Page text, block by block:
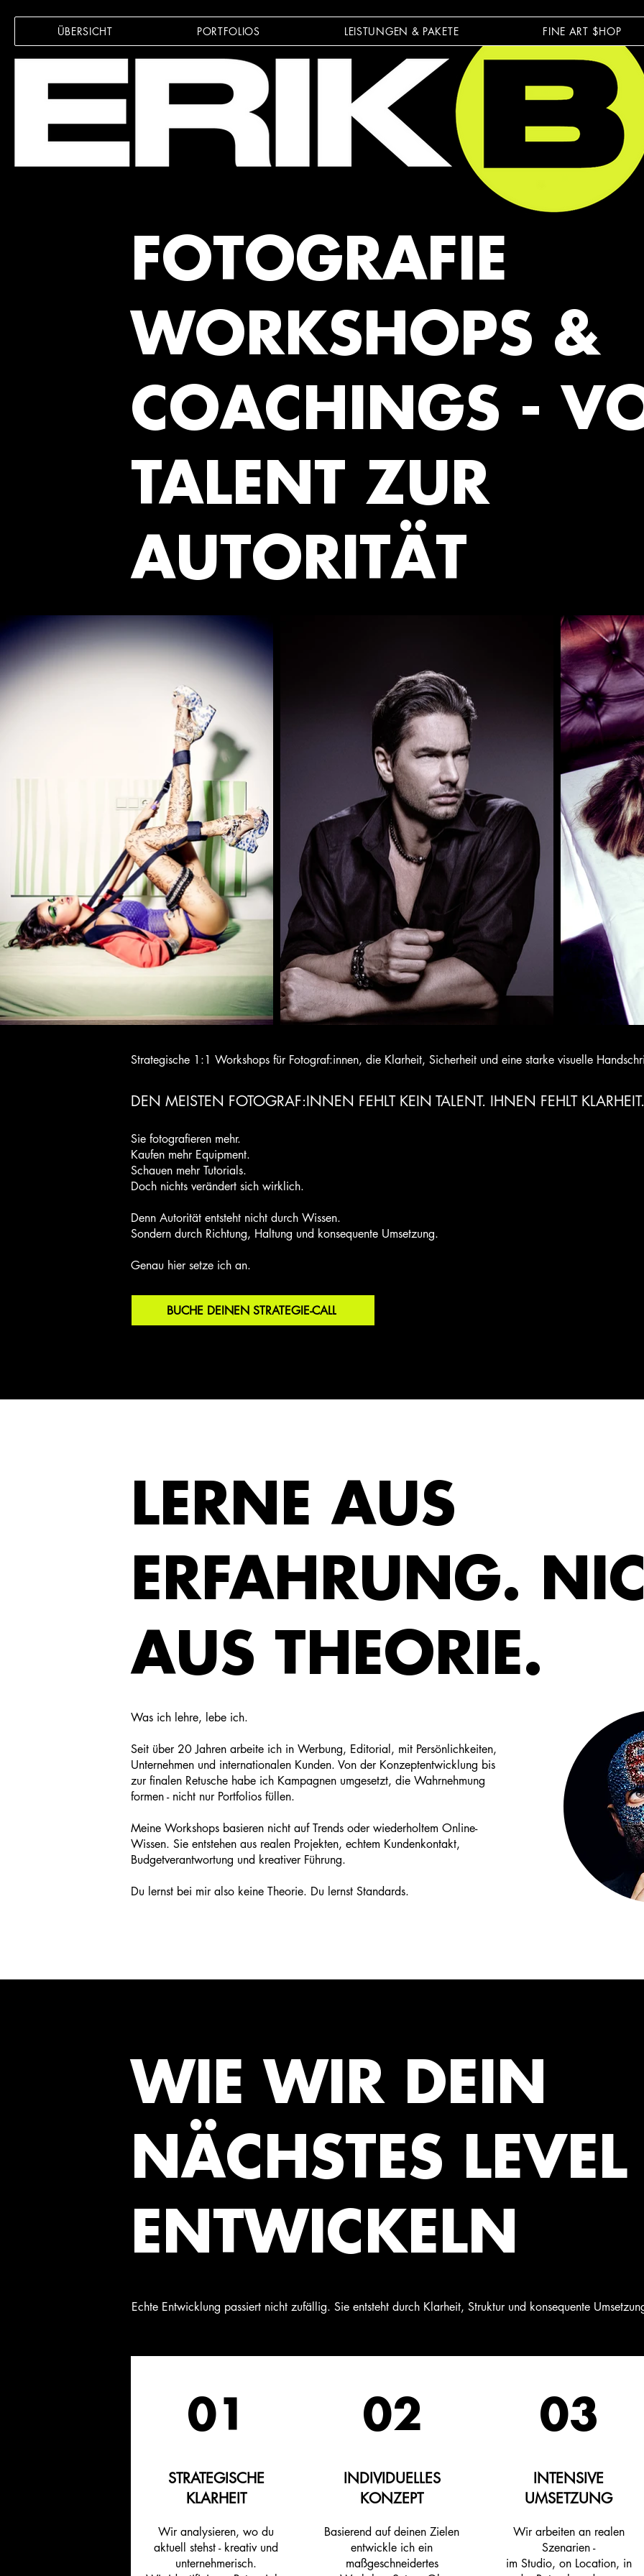
ÜBERSICHT PORTFOLIOS LEISTUNGEN & PAKETE FINE ART $HOP
FOTOGRAFIE
WORKSHOPS &
COACHINGS -
TALENT ZUR
AUTORITÄT
Strategische 1:1 Workshops für Fotograf:innen, die Klarheit, Sicherheit und eine starke visuelle
DEN MEISTEN FOTOGRAF:INNEN FEHLT KEIN TALENT. IHNEN FEHLT KLARHEIT.
Sie fotografieren mehr.
Kaufen mehr Equipment.
Schauen mehr Tutorials.
Doch nichts verändert sich wirklich.
Denn Autorität entsteht nicht durch Wissen.
Sondern durch Richtung, Haltung und konsequente Umsetzung.
Genau hier setze ich an.
BUCHE DEINEN STRATEGIE-CALL
LERNE AUS
ERFAHRUNG.
AUS THEORIE.
Was ich lehre, lebe ich.
Seit über 20 Jahren arbeite ich in Werbung, Editorial, mit Persönlichkeiten,
Unternehmen und internationalen Kunden. Von der Konzeptentwicklung bis
zur finalen Retusche habe ich Kampagnen umgesetzt, die Wahrnehmung
formen - nicht nur Portfolios füllen.
Meine Workshops basieren nicht auf Trends oder wiederholtem Online-
Wissen. Sie entstehen aus realen Projekten, echtem Kundenkontakt,
Budgetverantwortung und kreativer Führung.
Du lernst bei mir also keine Theorie. Du lernst Standards.
WIE WIR DEIN
NÄCHSTES LEVEL
ENTWICKELN
Echte Entwicklung passiert nicht zufällig. Sie entsteht durch Klarheit, Struktur und konsequente
01
STRATEGISCHE
KLARHEIT
Wir analysieren, wo du
aktuell stehst - kreativ und
unternehmerisch.
02
INDIVIDUELLES
KONZEPT
Basierend auf deinen Zielen
entwickle ich ein
maßgeschneidertes
03
INTENSIVE
UMSETZUNG
Wir arbeiten an realen
Szenarien -
im Studio, on Location, in